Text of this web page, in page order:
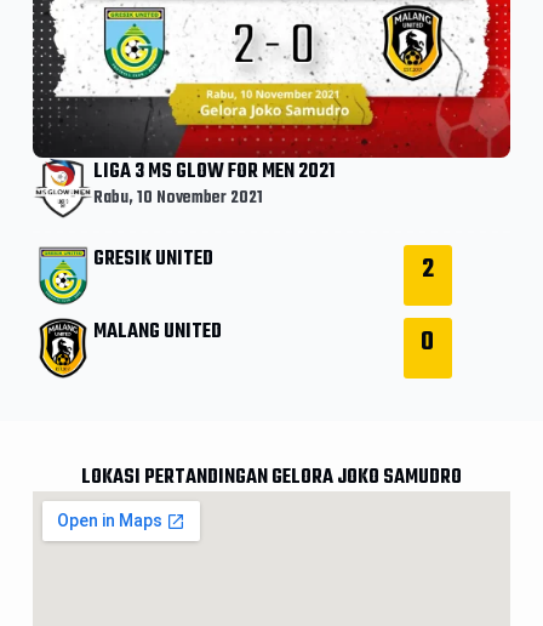
LIGA 3 MS GLOW FOR MEN 2021
Rabu, 10 November 2021
GRESIK UNITED 2
MALANG UNITED 0
LOKASI PERTANDINGAN GELORA JOKO SAMUDRO